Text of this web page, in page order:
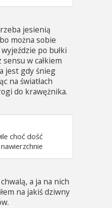
jesienią
można sobie
po bułki
w całkiem
jest gdy śnieg
na światłach
do krawężnika.
choć dość
a ja na nich
na jakiś dziwny